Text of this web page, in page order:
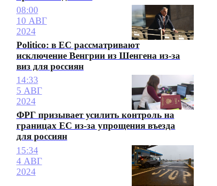
08:00
10 АВГ
2024
Politico: в ЕС рассматривают
исключение Венгрии из Шенгена из-за
виз для россиян
14:33
5 АВГ
2024
ФРГ призывает усилить контроль на
границах ЕС из-за упрощения въезда
для россиян
15:34
4 АВГ
2024